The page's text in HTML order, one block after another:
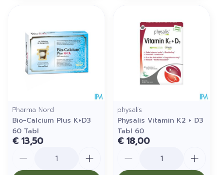
Pharma Nord
Bio-Calcium Plus K+D3
60 Tabl
€ 13,50
physalis
Physalis Vitamin K2 + D3
Tabl 60
€ 18,00